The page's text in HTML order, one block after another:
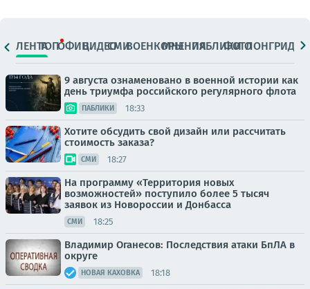
ЛЕНТАТОПОФИЦ.ВИДЕОСМИВОЕНКОРЫМНЕНИЯПАБЛИКИ
ФОТОЛОНГРИДЫ
9 августа ознаменовано в военной истории как
день триумфа российского регулярного флота
ПАБЛИКИ 18:33
Хотите обсудить свой дизайн или рассчитать
стоимость заказа?
СМИ 18:27
На программу «Территория новых
возможностей» поступило более 5 тысяч
заявок из Новороссии и Донбасса
СМИ 18:25
Владимир Оганесов: Последствия атаки БпЛА в
округе
НОВАЯ КАХОВКА 18:18